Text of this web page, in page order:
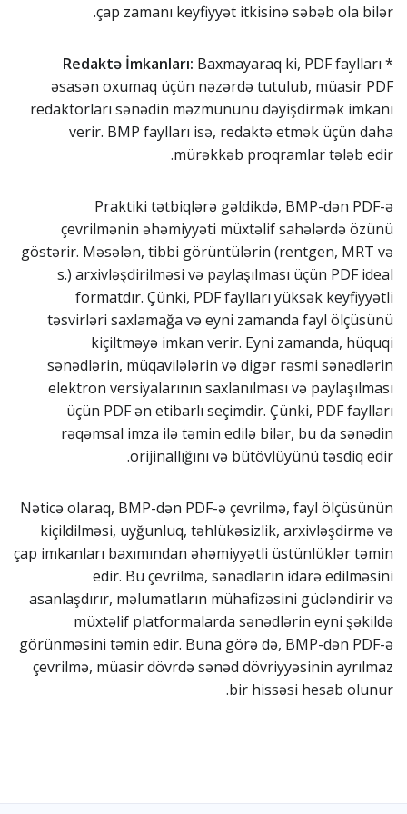
çap zamanı keyfiyyət itkisinə səbəb ola bilər.
*
Redaktə İmkanları: Baxmayaraq ki, PDF faylları
əsasən oxumaq üçün nəzərdə tutulub, müasir PDF
redaktorları sənədin məzmununu dəyişdirmək imkanı
verir. BMP faylları isə, redaktə etmək üçün daha
mürəkkəb proqramlar tələb edir.
Praktiki tətbiqlərə gəldikdə, BMP-dən PDF-ə
çevrilmənin əhəmiyyəti müxtəlif sahələrdə özünü
göstərir. Məsələn, tibbi görüntülərin (rentgen, MRT və
s.) arxivləşdirilməsi və paylaşılması üçün PDF ideal
formatdır. Çünki, PDF faylları yüksək keyfiyyətli
təsvirləri saxlamağa və eyni zamanda fayl ölçüsünü
kiçiltməyə imkan verir. Eyni zamanda, hüquqi
sənədlərin, müqavilələrin və digər rəsmi sənədlərin
elektron versiyalarının saxlanılması və paylaşılması
üçün PDF ən etibarlı seçimdir. Çünki, PDF faylları
rəqəmsal imza ilə təmin edilə bilər, bu da sənədin
orijinallığını və bütövlüyünü təsdiq edir.
Nəticə olaraq, BMP-dən PDF-ə çevrilmə, fayl ölçüsünün
kiçildilməsi, uyğunluq, təhlükəsizlik, arxivləşdirmə və
çap imkanları baxımından əhəmiyyətli üstünlüklər təmin
edir. Bu çevrilmə, sənədlərin idarə edilməsini
asanlaşdırır, məlumatların mühafizəsini gücləndirir və
müxtəlif platformalarda sənədlərin eyni şəkildə
görünməsini təmin edir. Buna görə də, BMP-dən PDF-ə
çevrilmə, müasir dövrdə sənəd dövriyyəsinin ayrılmaz
bir hissəsi hesab olunur.